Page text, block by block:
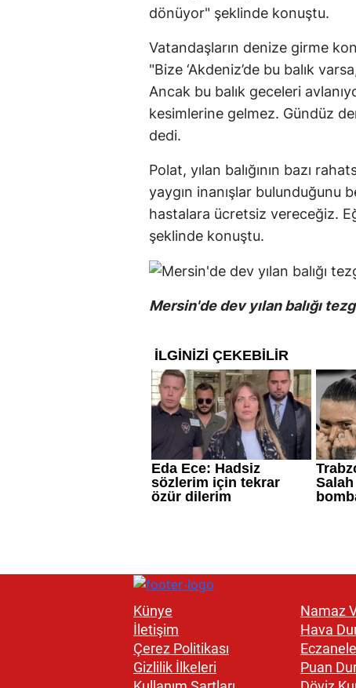
dönüyor" şeklinde konuştu.
Vatandaşların denize girme
"Bize ‘Akdeniz’de bu balık
Ancak bu balık geceleri
kesimlerine gelmez. Gündüz
dedi.
Polat, yılan balığının bazı
yaygın inanışlar bulunduğunu
hastalara ücretsiz vereceğiz.
şeklinde konuştu.
Mersin'de dev yılan balığı
Künye
İletişim
Çerez Politikası
Gizlilik İlkeleri
Namaz
Hava
Puan